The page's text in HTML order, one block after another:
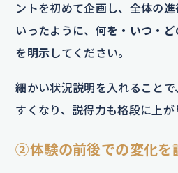
ントを初めて企画し、全体の
いったように、 何を・いつ・
を明示 してください。
細かい状況説明を入れること
すくなり、説得力も格段に上が
②体験の前後での変化を